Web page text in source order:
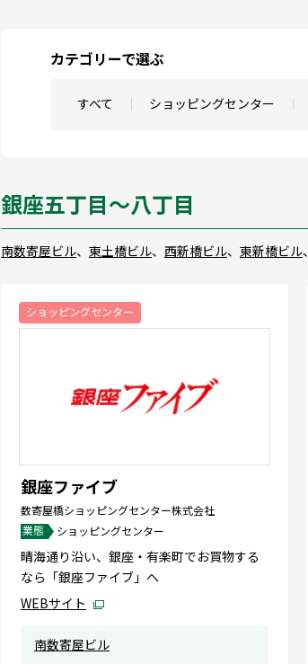
カテゴリーで選ぶ
すべて ショッピングセンター
銀座五丁目～八丁目
南数寄屋ビル、 東土橋ビル、 西新橋ビル、 東新橋ビル、
ショッピングセンター
銀座ファイブ
数寄屋橋ショッピングセンター株式会社
業態
ショッピングセンター
晴海通り沿い、銀座・有楽町でお買物する
なら「銀座ファイブ」へ
WEBサイト
南数寄屋ビル